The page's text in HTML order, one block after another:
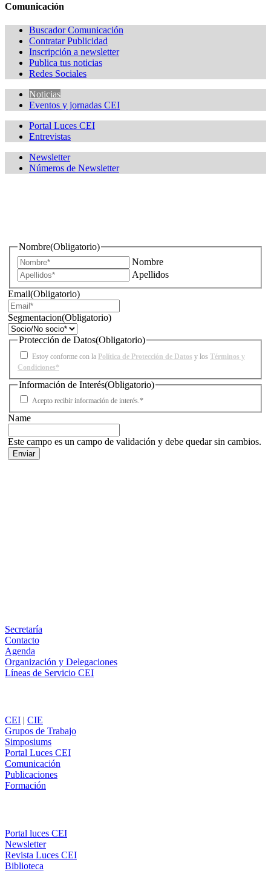
Comunicación
Buscador Comunicación
Contratar Publicidad
Inscripción a newsletter
Publica tus noticias
Redes Sociales
Noticias
Eventos y jornadas CEI
Portal Luces CEI
Entrevistas
Newsletter
Números de Newsletter
Nombre(Obligatorio)
Nombre
Apellidos
Email(Obligatorio)
Segmentacion(Obligatorio)
Protección de Datos(Obligatorio)
Estoy conforme con la Política de Protección de Datos y los Términos y
Condiciones*
Información de Interés(Obligatorio)
Acepto recibir información de interés.*
Name
Este campo es un campo de validación y debe quedar sin cambios.
Secretaría
Contacto
Agenda
Organización y Delegaciones
Líneas de Servicio CEI
CEI | CIE
Grupos de Trabajo
Simposiums
Portal Luces CEI
Comunicación
Publicaciones
Formación
Portal luces CEI
Newsletter
Revista Luces CEI
Biblioteca